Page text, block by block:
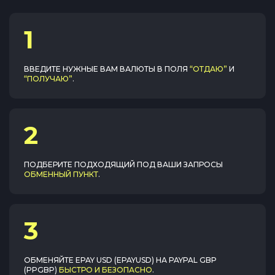
1
ВВЕДИТЕ НУЖНЫЕ ВАМ ВАЛЮТЫ В ПОЛЯ “ОТДАЮ” И
“ПОЛУЧАЮ”.
2
ПОДБЕРИТЕ ПОДХОДЯЩИЙ ПОД ВАШИ ЗАПРОСЫ
ОБМЕННЫЙ ПУНКТ.
3
ОБМЕНЯЙТЕ EPAY USD (EPAYUSD) НА PAYPAL GBP
(PPGBP) БЫСТРО И БЕЗОПАСНО.